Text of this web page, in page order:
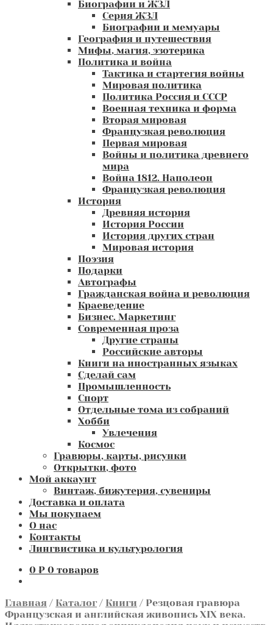
Биографии и ЖЗЛ
Серия ЖЗЛ
Биографии и мемуары
География и путешествия
Мифы, магия, эзотерика
Политика и война
Тактика и стартегия войны
Мировая политика
Политика Россия и СССР
Военная техника и форма
Вторая мировая
Французкая революция
Первая мировая
Войны и политика древнего
мира
Война 1812. Наполеон
Французкая революция
История
Древняя история
История России
История других стран
Мировая история
Поэзия
Подарки
Автографы
Гражданская война и революция
Краеведение
Бизнес. Маркетинг
Современная проза
Другие страны
Российские авторы
Книги на иностранных языках
Сделай сам
Промышленность
Спорт
Отдельные тома из собраний
Хобби
Увлечения
Космос
Гравюры, карты, рисунки
Открытки, фото
Мой аккаунт
Винтаж, бижутерия, сувениры
Доставка и оплата
Мы покупаем
О нас
Контакты
Лингвистика и культурология
0 ₽ 0 товаров
Главная / Каталог / Книги / Резцовая гравюра
Французская и английская живопись XIX века.